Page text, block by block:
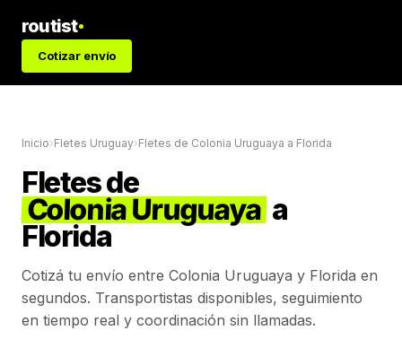
routist
Cotizar envío
Inicio›Fletes Uruguay›Fletes de Colonia Uruguaya a Florida
Fletes de
Colonia Uruguaya a
Florida
Cotizá tu envío entre Colonia Uruguaya y Florida en
segundos. Transportistas disponibles, seguimiento
en tiempo real y coordinación sin llamadas.